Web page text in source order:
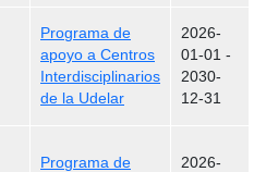
Programa de
apoyo a Centros
Interdisciplinarios
de la Udelar
2026-
01-01 -
2030-
12-31
Programa de
2026-